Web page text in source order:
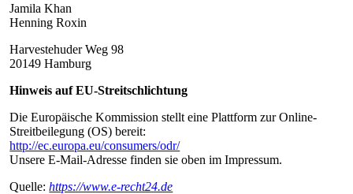
Jamila Khan
Henning Roxin
Harvestehuder Weg 98
20149 Hamburg
Hinweis auf EU-Streitschlichtung
Die Europäische Kommission stellt eine Plattform zur Online-
Streitbeilegung (OS) bereit:
http://ec.europa.eu/consumers/odr/
Unsere E-Mail-Adresse finden sie oben im Impressum.
Quelle:https://www.e-recht24.de